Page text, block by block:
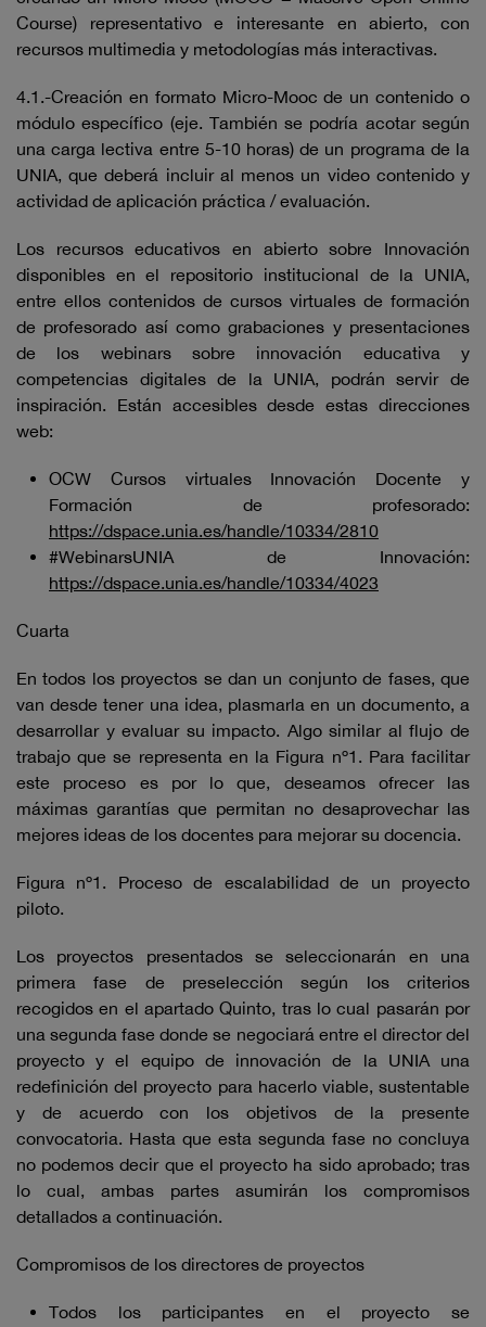
Course) representativo e interesante en abierto, con
recursos multimedia y metodologías más interactivas.
4.1.-Creación en formato Micro-Mooc de un contenido o
módulo específico (eje. También se podría acotar según
una carga lectiva entre 5-10 horas) de un programa de la
UNIA, que deberá incluir al menos un video contenido y
actividad de aplicación práctica / evaluación.
Los recursos educativos en abierto sobre Innovación
disponibles en el repositorio institucional de la UNIA,
entre ellos contenidos de cursos virtuales de formación
de profesorado así como grabaciones y presentaciones
de los webinars sobre innovación educativa y
competencias digitales de la UNIA, podrán servir de
inspiración. Están accesibles desde estas direcciones
web:
OCW Cursos virtuales Innovación Docente y
Formación de profesorado:
https://dspace.unia.es/handle/10334/2810
#WebinarsUNIA de Innovación:
https://dspace.unia.es/handle/10334/4023
Cuarta
En todos los proyectos se dan un conjunto de fases, que
van desde tener una idea, plasmarla en un documento, a
desarrollar y evaluar su impacto. Algo similar al flujo de
trabajo que se representa en la Figura nº1. Para facilitar
este proceso es por lo que, deseamos ofrecer las
máximas garantías que permitan no desaprovechar las
mejores ideas de los docentes para mejorar su docencia.
Figura nº1. Proceso de escalabilidad de un proyecto
piloto.
Los proyectos presentados se seleccionarán en una
primera fase de preselección según los criterios
recogidos en el apartado Quinto, tras lo cual pasarán por
una segunda fase donde se negociará entre el director del
proyecto y el equipo de innovación de la UNIA una
redefinición del proyecto para hacerlo viable, sustentable
y de acuerdo con los objetivos de la presente
convocatoria. Hasta que esta segunda fase no concluya
no podemos decir que el proyecto ha sido aprobado; tras
lo cual, ambas partes asumirán los compromisos
detallados a continuación.
Compromisos de los directores de proyectos
Todos los participantes en el proyecto se